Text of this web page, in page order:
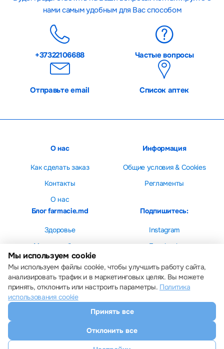
нами самым удобным для Вас способом
+37322106688 Частые вопросы
Отправьте email Список аптек
О нас
Как сделать заказ
Контакты
О нас
Информация
Общие условия & Cookies
Регламенты
Блог farmacie.md
Здоровье
Мама и ребенок
Красота
Подпишитесь:
Instagram
Facebook
Все права защищены © 2013 – 2026 Farmacie.md
Скачайте наше приложение
Настройки cookie
Мы используем cookie
Мы используем файлы cookie, чтобы улучшить работу сайта,
анализировать трафик и в маркетинговых целях. Вы можете
принять, отклонить или настроить параметры. Политика
использования cookie
Принять все
Отклонить все